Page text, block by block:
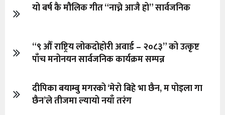
यो बर्ष कै मौलिक गीत “नाच्ने आजै हो” सार्वजनिक
“९ औँ राष्ट्रिय लोकदोहोरी अवार्ड – २०८३” को उत्कृष्ट
पाँच मनोनयन सार्वजनिक कार्यक्रम सम्पन्न
दीपिका बयाम्बु मगरको ‘मेरो बिहे भा छैन, म पोइला गा
छैन’ले तीजमा ल्यायो नयाँ तरंग